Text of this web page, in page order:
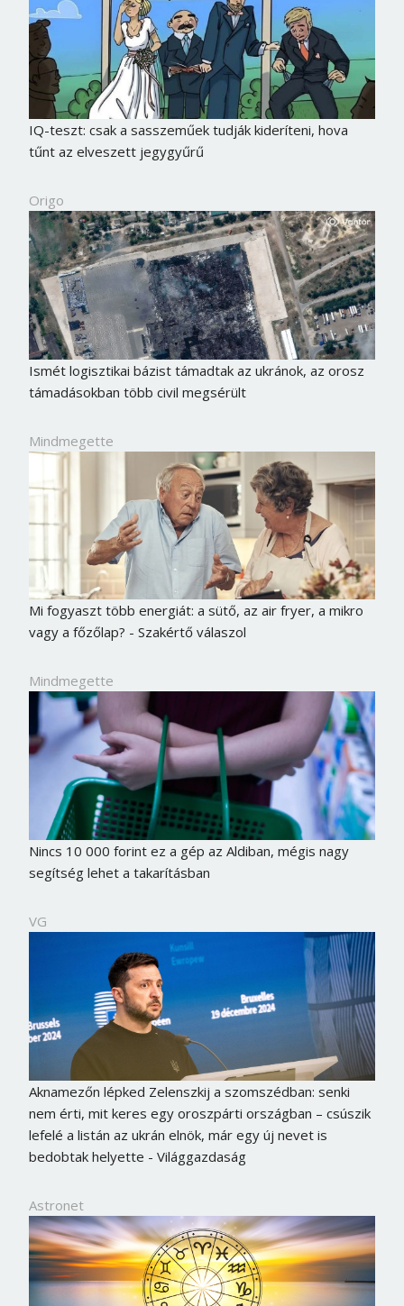
IQ-teszt: csak a sasszeműek tudják kideríteni, hova
tűnt az elveszett jegygyűrű
Origo
Ismét logisztikai bázist támadtak az ukránok, az orosz
támadásokban több civil megsérült
Mindmegette
Mi fogyaszt több energiát: a sütő, az air fryer, a mikro
vagy a főzőlap? - Szakértő válaszol
Mindmegette
Nincs 10 000 forint ez a gép az Aldiban, mégis nagy
segítség lehet a takarításban
VG
Aknamezőn lépked Zelenszkij a szomszédban: senki
nem érti, mit keres egy oroszpárti országban – csúszik
lefelé a listán az ukrán elnök, már egy új nevet is
bedobtak helyette - Világgazdaság
Astronet